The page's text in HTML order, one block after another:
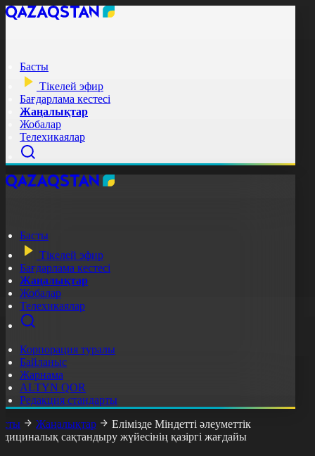
Басты
Тікелей эфир
Бағдарлама кестесі
Жаңалықтар
Жобалар
Телехикаялар
Басты
Тікелей эфир
Бағдарлама кестесі
Жаңалықтар
Жобалар
Телехикаялар
Корпорация туралы
Байланыс
Жарнама
ALTYN QOR
Редакция стандарты
Жаңалықтар
Елімізде Міндетті әлеуметтік
сақтандыру жүйесінің қазіргі жағдайы